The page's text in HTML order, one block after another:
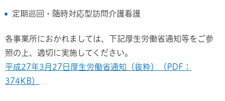
定期巡回・随時対応型訪問介護看護
各事業所におかれましては、下記厚生労働省通知等をご参
照の上、適切に実施してください。
平成27年3月27日厚生労働省通知（抜粋）（PDF：
374KB）